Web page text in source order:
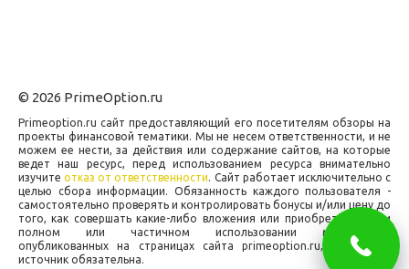
© 2026 PrimeOption.ru
Primeoption.ru сайт предоставляющий его посетителям обзоры на
проекты финансовой тематики. Мы не несем ответственности, и не
можем ее нести, за действия или содержание сайтов, на которые
ведет наш ресурс, перед использованием ресурса внимательно
изучитеотказ от ответственности. Сайт работает исключительно с
целью сбора информации. Обязанность каждого пользователя -
самостоятельно проверять и контролировать бонусы и/или цену до
того, как совершать какие-либо вложения или приобретения. При
полном или частичном использовании материалов,
опубликованных на страницах сайта primeoption.ru, ссылка на
источник обязательна.